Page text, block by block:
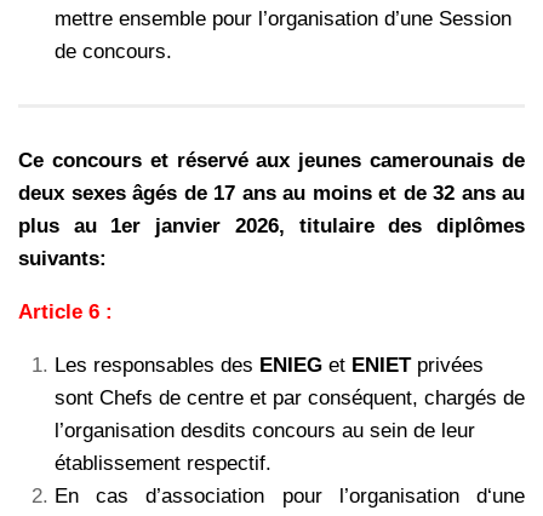
mettre ensemble pour l’organisation d’une Session
de concours.
Ce concours et réservé aux jeunes camerounais de
deux sexes âgés de 17 ans au moins et de 32 ans au
plus au 1er janvier 2026, titulaire des diplômes
suivants:
Article 6 :
Les responsables des ENIEG et ENIETprivées
sont Chefs de centre et par conséquent, chargés de
l’organisation desdits concours au sein de leur
établissement respectif.
En cas d’association pour l’organisation d‘une